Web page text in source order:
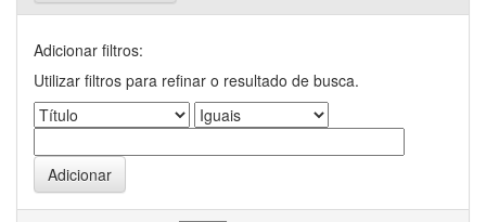
Adicionar filtros:
Utilizar filtros para refinar o resultado de busca.